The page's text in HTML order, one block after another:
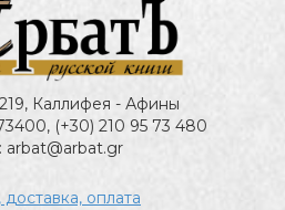
Каллифея - Афины
(+30) 210 95 73 480
arbat@arbat.gr
оплата